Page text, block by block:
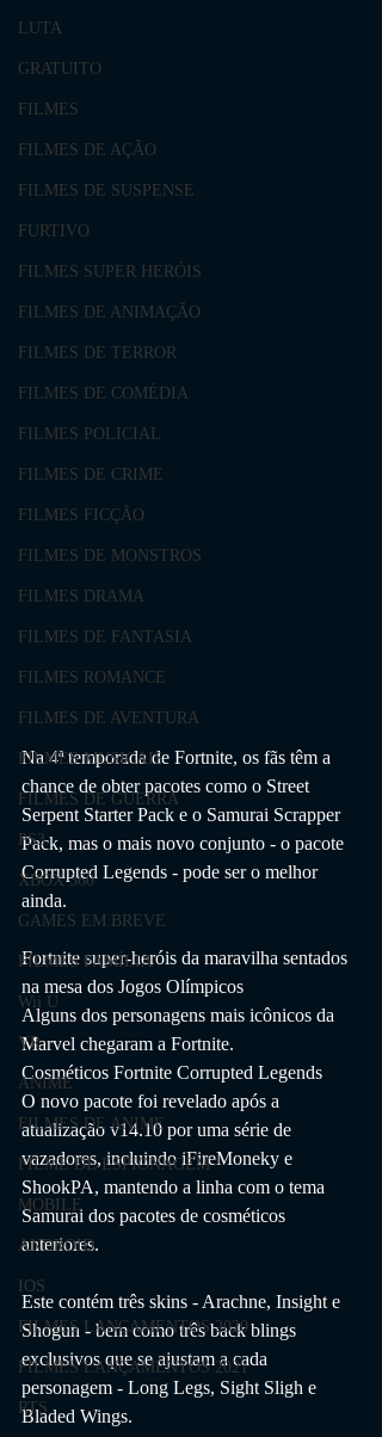
LUTA
GRATUITO
FILMES
FILMES DE AÇÃO
FILMES DE SUSPENSE
FURTIVO
FILMES SUPER HERÓIS
FILMES DE ANIMAÇÃO
FILMES DE TERROR
FILMES DE COMÉDIA
FILMES POLICIAL
FILMES DE CRIME
FILMES FICÇÃO
FILMES DE MONSTROS
FILMES DRAMA
FILMES DE FANTASIA
FILMES ROMANCE
FILMES DE AVENTURA
FILMES MUSICAIS
FILMES DE GUERRA
PS3
XBOX 360
GAMES EM BREVE
FILMES FAMÍLIA
Wii U
VR
ANIME
FILMES DE ANIME
FILME DE ESPIONAGEM
MOBILE
ANDROID
IOS
FILMES LANÇAMENTOS 2020
FILMES LANÇAMENTOS 2021
RTS
Na 4ª temporada de Fortnite, os fãs têm a
chance de obter pacotes como o Street
Serpent Starter Pack e o Samurai Scrapper
Pack, mas o mais novo conjunto - o pacote
Corrupted Legends - pode ser o melhor
ainda.
Fortnite super-heróis da maravilha sentados
na mesa dos Jogos Olímpicos
Alguns dos personagens mais icônicos da
Marvel chegaram a Fortnite.
Cosméticos Fortnite Corrupted Legends
O novo pacote foi revelado após a
atualização v14.10 por uma série de
vazadores, incluindo iFireMoneky e
ShookPA, mantendo a linha com o tema
Samurai dos pacotes de cosméticos
anteriores.
Este contém três skins - Arachne, Insight e
Shogun - bem como três back blings
exclusivos que se ajustam a cada
personagem - Long Legs, Sight Sligh e
Bladed Wings.